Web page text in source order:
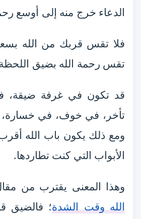
الدعاء خرج منه إلى أوسع
فلا تقس قربك من الله
تقس رحمة الله بضيق
قد تكون في غرفة ضيقة،
تأخر، في خوف، في
ومع ذلك يكون باب الله
الأبواب التي كنت تطاردها.
وهذا المعنى يقترب من
الله وقت الشدة؛ فالضيق